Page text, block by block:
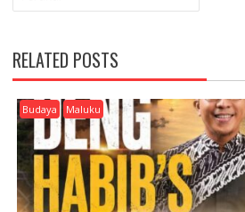
A
I
G
A
T
O
N
RELATED POSTS
Budaya Maluku